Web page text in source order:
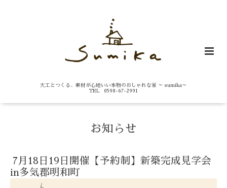
大工とつくる、素材が心地いい本物のおしゃれな家 ～ sumika～
TEL 0598-67-2991
お知らせ
7月18日19日開催【予約制】新築完成見学会
in多気郡明和町